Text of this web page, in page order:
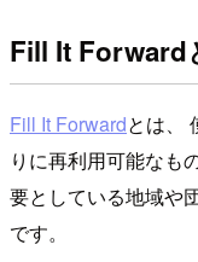
Fill It Forward
Fill It Forwardとは、
りに再利用可能なも
要としている地域や
です。